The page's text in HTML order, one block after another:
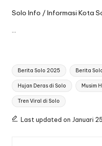
Solo Info / Informasi Kota
…
Tags:
Berita Solo 2025 Berita
Hujan Deras di Solo Musim
Tren Viral di Solo
Last updated on Januari